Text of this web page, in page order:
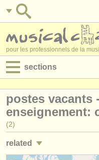
pour les professionnels de la
sections
jobs - performance
jobs - administration
postes vacants -
enseignement:
(2)
related